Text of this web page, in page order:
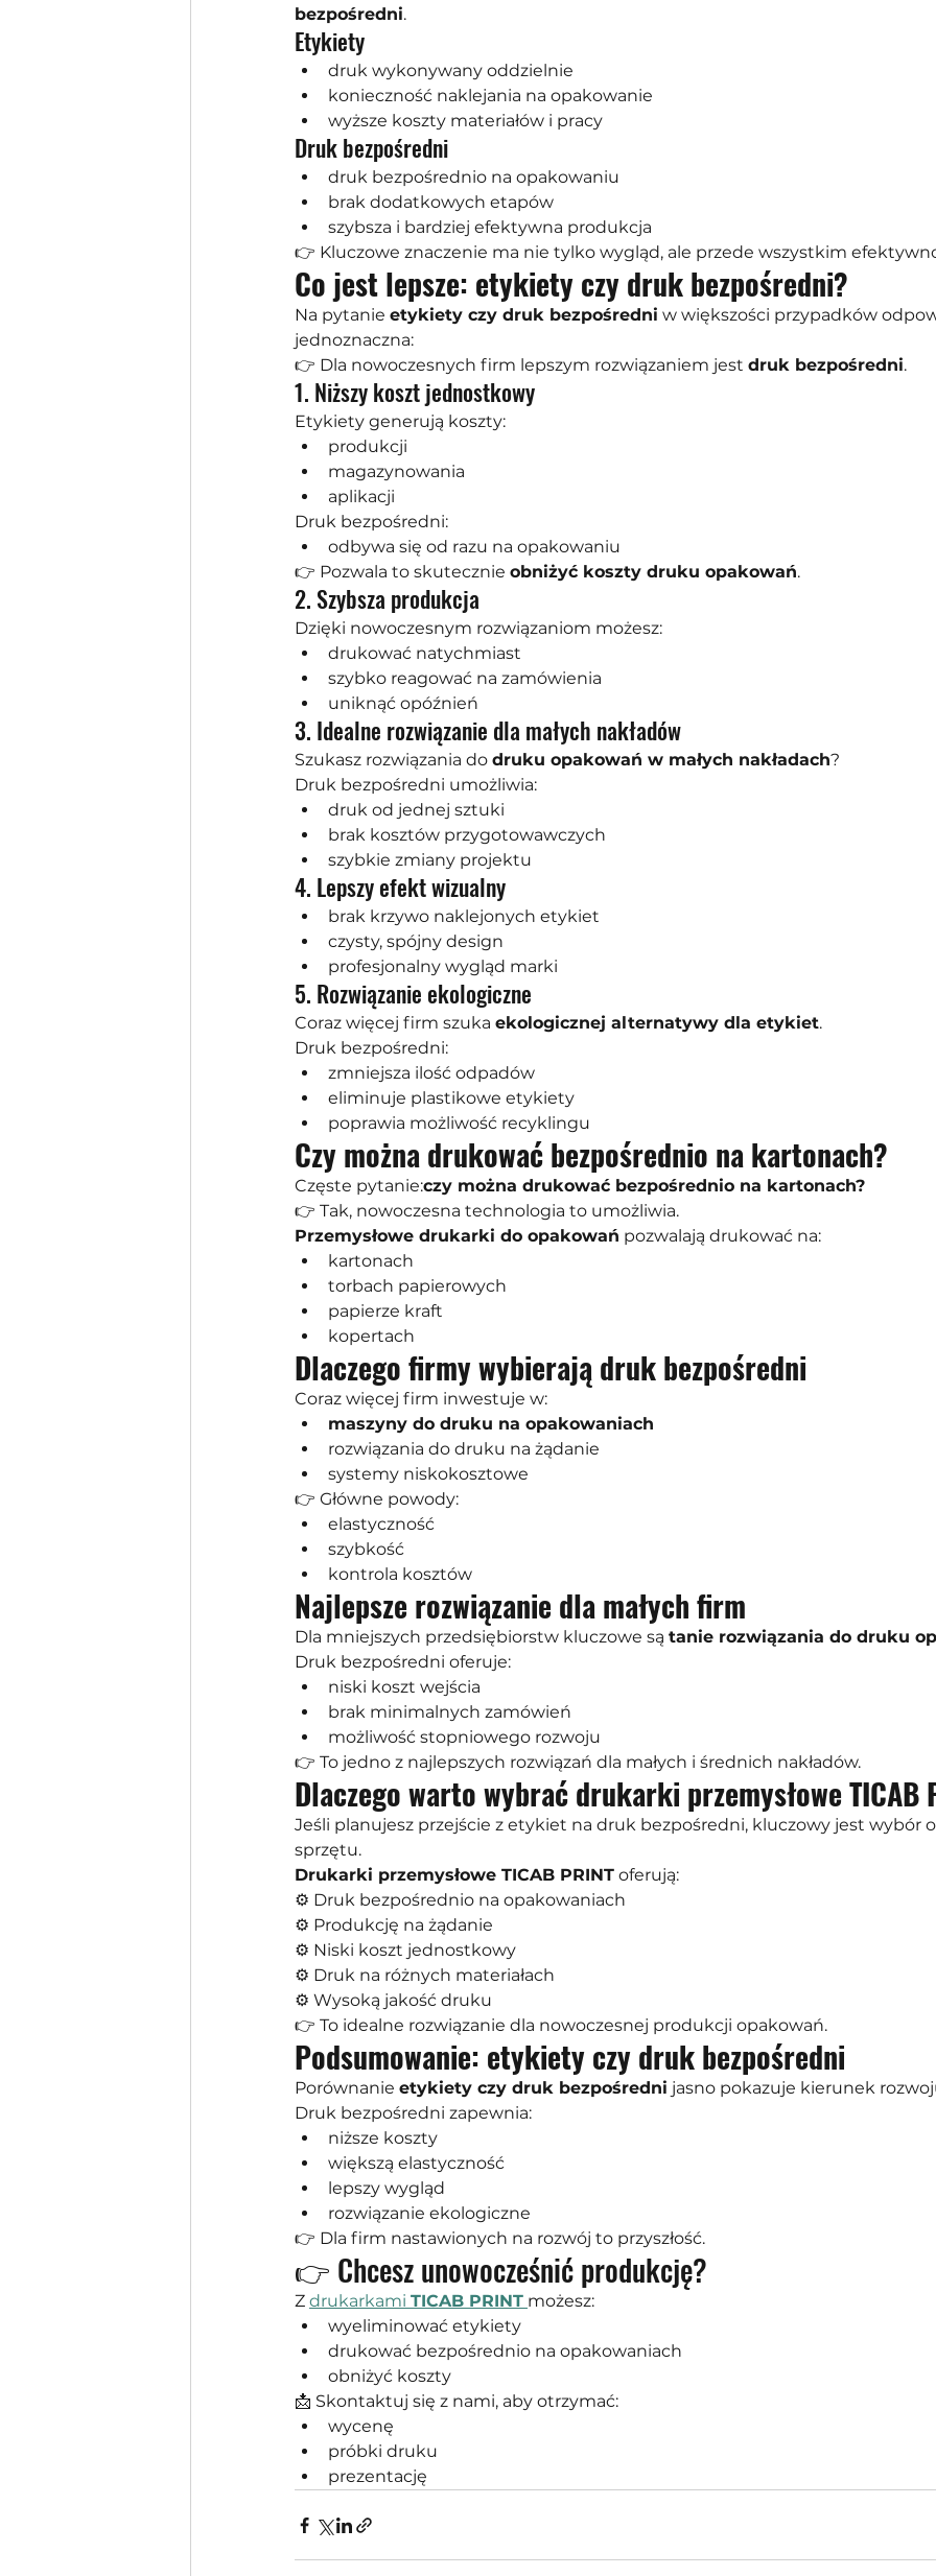
bezpośredni.
Etykiety
druk wykonywany oddzielnie
konieczność naklejania na opakowanie
wyższe koszty materiałów i pracy
Druk bezpośredni
druk bezpośrednio na opakowaniu
brak dodatkowych etapów
szybsza i bardziej efektywna produkcja
👉 Kluczowe znaczenie ma nie tylko wygląd, ale przede wszystkim
Co jest lepsze: etykiety czy druk bezpośredni?
Na pytanie etykiety czy druk bezpośredni w większości przypadków
jednoznaczna:
👉 Dla nowoczesnych firm lepszym rozwiązaniem jest druk bezpośredni.
1. Niższy koszt jednostkowy
Etykiety generują koszty:
produkcji
magazynowania
aplikacji
Druk bezpośredni:
odbywa się od razu na opakowaniu
👉 Pozwala to skutecznie obniżyć koszty druku opakowań.
2. Szybsza produkcja
Dzięki nowoczesnym rozwiązaniom możesz:
drukować natychmiast
szybko reagować na zamówienia
uniknąć opóźnień
3. Idealne rozwiązanie dla małych nakładów
Szukasz rozwiązania do druku opakowań w małych nakładach?
Druk bezpośredni umożliwia:
druk od jednej sztuki
brak kosztów przygotowawczych
szybkie zmiany projektu
4. Lepszy efekt wizualny
brak krzywo naklejonych etykiet
czysty, spójny design
profesjonalny wygląd marki
5. Rozwiązanie ekologiczne
Coraz więcej firm szuka ekologicznej alternatywy dla etykiet.
Druk bezpośredni:
zmniejsza ilość odpadów
eliminuje plastikowe etykiety
poprawia możliwość recyklingu
Czy można drukować bezpośrednio na kartonach?
Częste pytanie:czy można drukować bezpośrednio na kartonach?
👉 Tak, nowoczesna technologia to umożliwia.
Przemysłowe drukarki do opakowań pozwalają drukować na:
kartonach
torbach papierowych
papierze kraft
kopertach
Dlaczego firmy wybierają druk bezpośredni
Coraz więcej firm inwestuje w:
maszyny do druku na opakowaniach
rozwiązania do druku na żądanie
systemy niskokosztowe
👉 Główne powody:
elastyczność
szybkość
kontrola kosztów
Najlepsze rozwiązanie dla małych firm
Dla mniejszych przedsiębiorstw kluczowe są tanie rozwiązania do druku
Druk bezpośredni oferuje:
niski koszt wejścia
brak minimalnych zamówień
możliwość stopniowego rozwoju
👉 To jedno z najlepszych rozwiązań dla małych i średnich nakładów.
Dlaczego warto wybrać drukarki przemysłowe TICAB
Jeśli planujesz przejście z etykiet na druk bezpośredni, kluczowy jest wybór
sprzętu.
Drukarki przemysłowe TICAB PRINT oferują:
⚙️ Druk bezpośrednio na opakowaniach
⚙️ Produkcję na żądanie
⚙️ Niski koszt jednostkowy
⚙️ Druk na różnych materiałach
⚙️ Wysoką jakość druku
👉 To idealne rozwiązanie dla nowoczesnej produkcji opakowań.
Podsumowanie: etykiety czy druk bezpośredni
Porównanie etykiety czy druk bezpośredni jasno pokazuje kierunek
Druk bezpośredni zapewnia:
niższe koszty
większą elastyczność
lepszy wygląd
rozwiązanie ekologiczne
👉 Dla firm nastawionych na rozwój to przyszłość.
👉 Chcesz unowocześnić produkcję?
Z drukarkami TICAB PRINT możesz:
wyeliminować etykiety
drukować bezpośrednio na opakowaniach
obniżyć koszty
📩 Skontaktuj się z nami, aby otrzymać:
wycenę
próbki druku
prezentację